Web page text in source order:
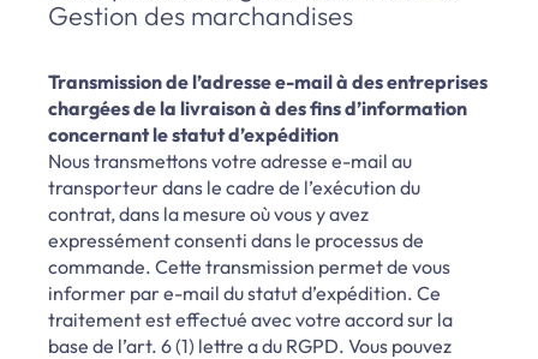
Gestion des marchandises
Transmission de l’adresse e-mail à des entreprises
chargées de la livraison à des fins d’information
concernant le statut d’expédition
Nous transmettons votre adresse e-mail au
transporteur dans le cadre de l’exécution du
contrat, dans la mesure où vous y avez
expressément consenti dans le processus de
commande. Cette transmission permet de vous
informer par e-mail du statut d’expédition. Ce
traitement est effectué avec votre accord sur la
base de l’art. 6 (1) lettre a du RGPD. Vous pouvez